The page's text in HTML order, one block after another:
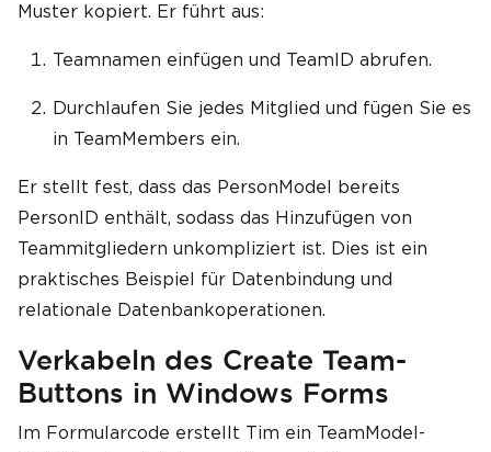
Muster kopiert. Er führt aus:
Teamnamen einfügen und TeamID abrufen.
Durchlaufen Sie jedes Mitglied und fügen Sie es
in TeamMembers ein.
Er stellt fest, dass das PersonModel bereits
PersonID enthält, sodass das Hinzufügen von
Teammitgliedern unkompliziert ist. Dies ist ein
praktisches Beispiel für Datenbindung und
relationale Datenbankoperationen.
Verkabeln des Create Team-
Buttons in Windows Forms
Im Formularcode erstellt Tim ein TeamModel-